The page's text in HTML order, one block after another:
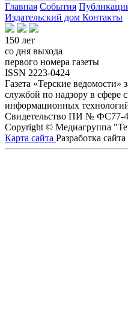
Главная События
Издательский дом Контакты
150 лет
со дня выхода
первого номера газеты
ISSN 2223-0424
Газета «Терские ведомости»
службой по надзору в сфере
информационных
Свидетельство ПИ № ФС77-
Copyright © Медиагруппа
Карта сайта Разработка сайта